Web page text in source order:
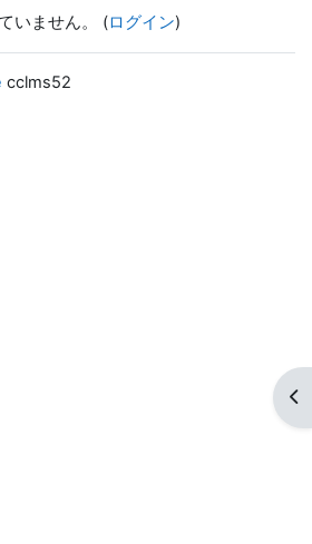
ブ
いません。 (ログイン)
cclms52